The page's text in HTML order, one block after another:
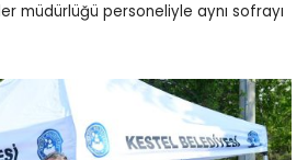
müdürlüğü personeliyle aynı sofrayı